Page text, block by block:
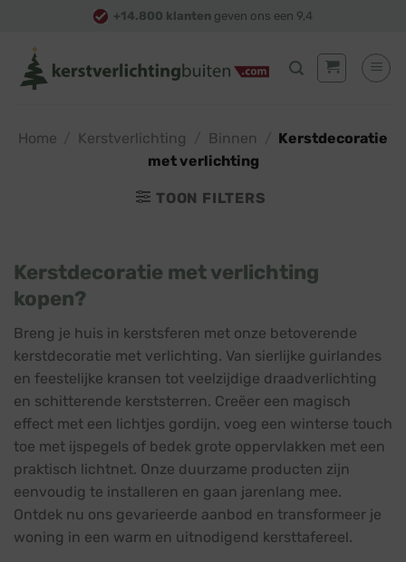
content
+14.800 klanten geven ons een 9,4
Home Kerstverlichting Binnen
Kerstdecoratie
met verlichting
TOON FILTERS
Kerstdecoratie met verlichting
kopen?
Breng je huis in kerstsferen met onze betoverende
kerstdecoratie met verlichting. Van sierlijke guirlandes
en feestelijke kransen tot veelzijdige draadverlichting
en schitterende kerststerren. Creëer een magisch
effect met een lichtjes gordijn, voeg een winterse touch
toe met ijspegels of bedek grote oppervlakken met een
praktisch lichtnet. Onze duurzame producten zijn
eenvoudig te installeren en gaan jarenlang mee.
Ontdek nu ons gevarieerde aanbod en transformeer je
woning in een warm en uitnodigend kersttafereel.